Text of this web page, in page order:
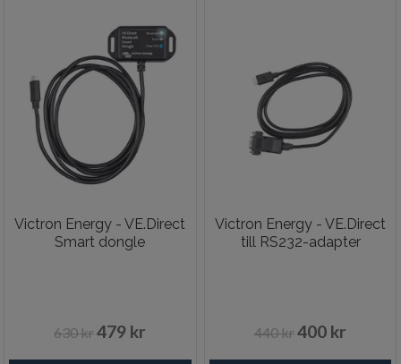
Victron Energy - VE.Direct
Smart dongle
630 kr479 kr
Victron Energy - VE.Direct
till RS232-adapter
440 kr400 kr